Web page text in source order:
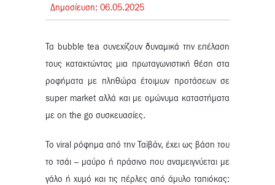
Δημοσίευση: 06.05.2025
Τα bubble tea συνεχίζουν δυναμικά την επέλαση
τους κατακτώντας μια πρωταγωνιστική θέση στα
ροφήματα με πληθώρα έτοιμων προτάσεων σε
super market αλλά και με ομώνυμα καταστήματα
με on the go συσκευασίες.
Το viral ρόφημα από την Ταϊβάν, έχει ως βάση του
το τσάι – μαύρο ή πράσινο που αναμειγνύεται με
γάλο ή χυμό και τις πέρλες από άμυλο ταπιόκας: